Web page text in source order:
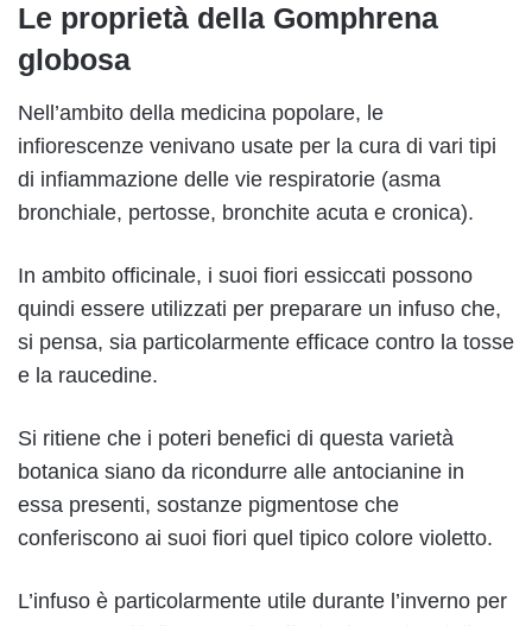
Le proprietà della Gomphrena
globosa
Nell’ambito della medicina popolare, le
infiorescenze venivano usate per la cura di vari tipi
di infiammazione delle vie respiratorie (asma
bronchiale, pertosse, bronchite acuta e cronica).
In ambito officinale, i suoi fiori essiccati possono
quindi essere utilizzati per preparare un infuso che,
si pensa, sia particolarmente efficace contro la tosse
e la raucedine.
Si ritiene che i poteri benefici di questa varietà
botanica siano da ricondurre alle antocianine in
essa presenti, sostanze pigmentose che
conferiscono ai suoi fiori quel tipico colore violetto.
L’infuso è particolarmente utile durante l’inverno per